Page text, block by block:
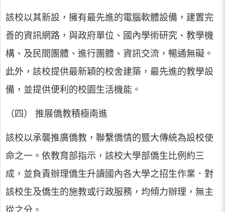
該校以其新設，擁有最先進的電腦軟體設備，建置完
善的資訊網路，與政府單位、國內學術研究、教學機
構、及民間團體、進行團體、資訊交流，暢通無礙。
此外，該校提供最新穎的校舍建築，最先進的教學設
備，並提供便利的校園生活機能。
（四） 推展僑教積極南進
該校以承襲推廣僑教，聯繫僑情的暨大傳統為設校使
命之一。依教育部指示，該校大學部僑生比例約三
成，並負責辦理僑生升讀國內各大學之招生作業．對
該校生及僑生的施教或行政服務，均傾力辦理，無主
從之分。